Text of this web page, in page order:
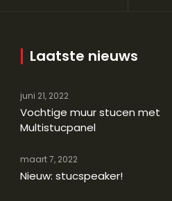
Laatste nieuws
juni 21, 2022
Vochtige muur stucen met
Multistucpanel
maart 7, 2022
Nieuw: stucspeaker!